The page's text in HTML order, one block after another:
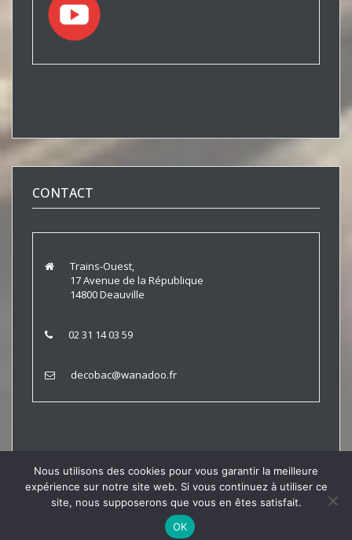
CONTACT
Trains-Ouest,
17 Avenue de la République
14800 Deauville
02 31 14 03 59
decobac@wanadoo.fr
Trains Ouest © 2021 |Politique de Confidentialité| Mentions
Légales
Nous utilisons des cookies pour vous garantir la meilleure
expérience sur notre site web. Si vous continuez à utiliser ce
site, nous supposerons que vous en êtes satisfait.
OK